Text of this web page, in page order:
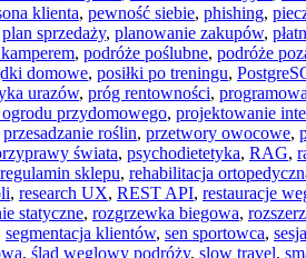
klienta, pewność siebie, phishing,
plan sprzedaży, planowanie zakupów,
, podróże poślubne, podróże
domowe, posiłki po treningu,
urazów, próg rentowności,
przydomowego, projektowanie
przesadzanie roślin, przetwory owocowe,
świata, psychodietetyka, RAG,
regulamin sklepu, rehabilitacja
, research UX, REST API, restauracje
statyczne, rozgrzewka biegowa,
segmentacja klientów, sen sportowca,
, ślad węglowy podróży, slow travel,